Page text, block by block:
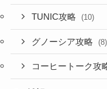
TUNIC攻略 (10)
グノーシア攻略 (8)
コーヒートーク攻